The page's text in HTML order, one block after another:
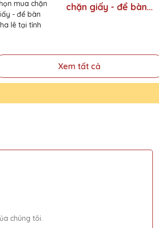
chặn giấy - để bàn
Xem tất cả
chúng tôi.